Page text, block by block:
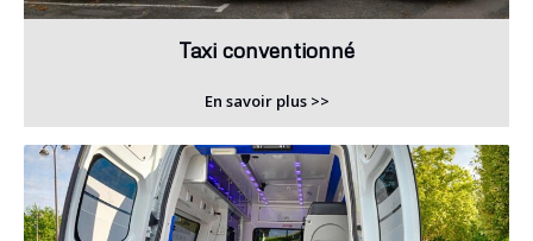
Taxi conventionné
En savoir plus >>